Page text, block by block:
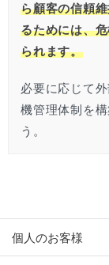
ら顧客の信頼
るためには、
られます。
必要に応じて
機管理体制を
う。
個人のお客様